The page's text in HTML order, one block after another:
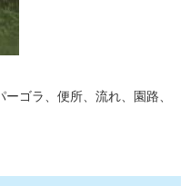
ゴラ、便所、流れ、園路、